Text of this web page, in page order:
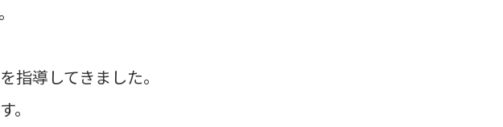
を指導してきました。
。